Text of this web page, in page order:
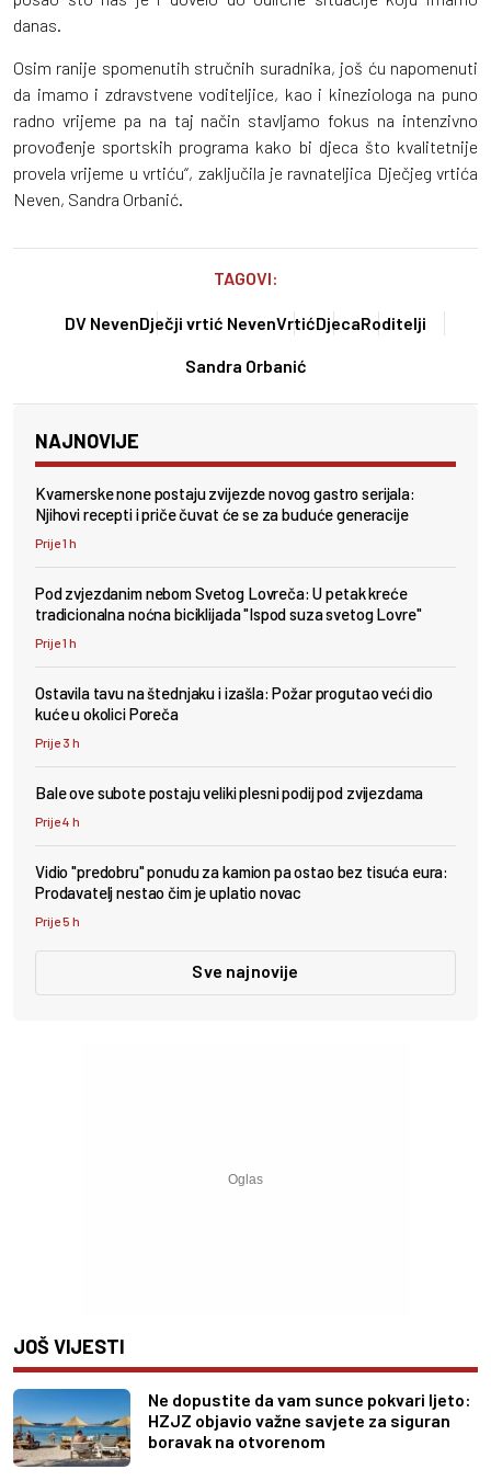
danas.
Osim ranije spomenutih stručnih suradnika, još ću napomenuti
da imamo i zdravstvene voditeljice, kao i kineziologa na puno
radno vrijeme pa na taj način stavljamo fokus na intenzivno
provođenje sportskih programa kako bi djeca što kvalitetnije
provela vrijeme u vrtiću“, zaključila je ravnateljica Dječjeg vrtića
Neven, Sandra Orbanić.
TAGOVI:
DV NevenDječji vrtić NevenVrtićDjecaRoditelji
Sandra Orbanić
NAJNOVIJE
Kvarnerske none postaju zvijezde novog gastro serijala:
Njihovi recepti i priče čuvat će se za buduće generacije
Prije 1 h
Pod zvjezdanim nebom Svetog Lovreča: U petak kreće
tradicionalna noćna biciklijada "Ispod suza svetog Lovre"
Prije 1 h
Ostavila tavu na štednjaku i izašla: Požar progutao veći dio
kuće u okolici Poreča
Prije 3 h
Bale ove subote postaju veliki plesni podij pod zvijezdama
Prije 4 h
Vidio "predobru" ponudu za kamion pa ostao bez tisuća eura:
Prodavatelj nestao čim je uplatio novac
Prije 5 h
Sve najnovije
JOŠ VIJESTI
Ne dopustite da vam sunce pokvari ljeto:
HZJZ objavio važne savjete za siguran
boravak na otvorenom